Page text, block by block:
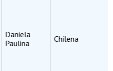
Daniela
Paulina
Chilena